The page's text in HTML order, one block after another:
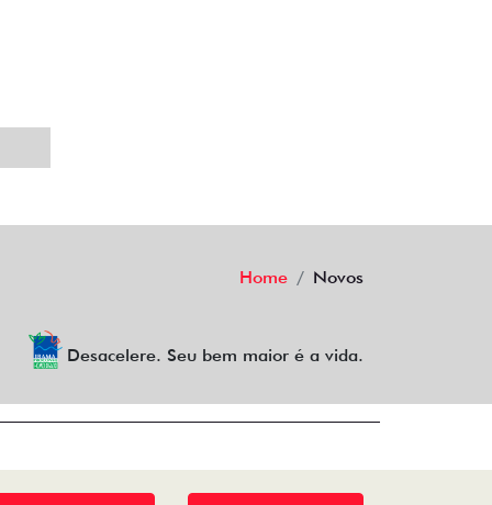
Home Novos
Desacelere. Seu bem maior é a vida.